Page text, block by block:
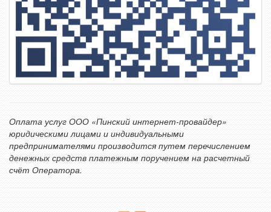
Оплата услуг ООО «Пинский интернет-провайдер»
юридическими лицами и индивидуальными
предпринимателями производится путем перечислением
денежных средств платежным поручением на расчетный
счёт Оператора.